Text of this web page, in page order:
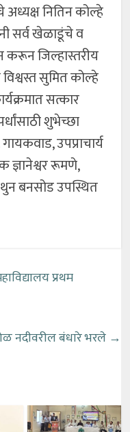
नितिन कोल्हे
सर्व खेळाडूंचे व
करून जिल्हास्तरीय
सुमित कोल्हे
सत्कार
शुभेच्छा
गायकवाड, उपप्राचार्य
रूमणे,
बनसोड उपस्थित
प्रथम
नदीवरील बंधारे भरले →